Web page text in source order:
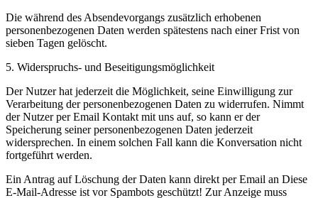
Die während des Absendevorgangs zusätzlich erhobenen
personenbezogenen Daten werden spätestens nach einer Frist von
sieben Tagen gelöscht.
5. Widerspruchs- und Beseitigungsmöglichkeit
Der Nutzer hat jederzeit die Möglichkeit, seine Einwilligung zur
Verarbeitung der personenbezogenen Daten zu widerrufen. Nimmt
der Nutzer per Email Kontakt mit uns auf, so kann er der
Speicherung seiner personenbezogenen Daten jederzeit
widersprechen. In einem solchen Fall kann die Konversation nicht
fortgeführt werden.
Ein Antrag auf Löschung der Daten kann direkt per Email an Diese
E-Mail-Adresse ist vor Spambots geschützt! Zur Anzeige muss